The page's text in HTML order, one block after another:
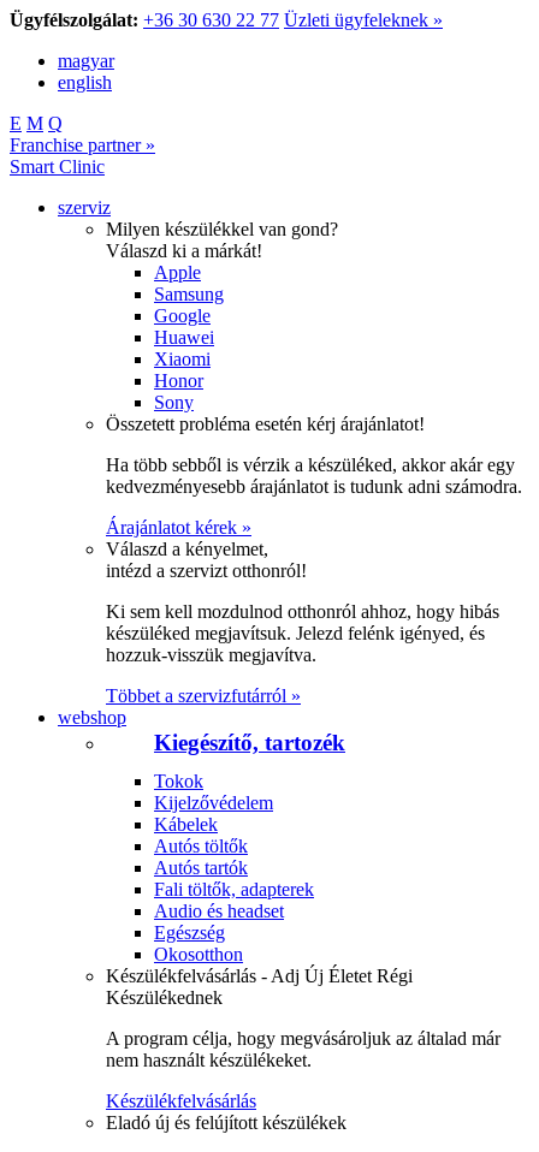
Ügyfélszolgálat: +36 30 630 22 77 Üzleti ügyfeleknek »
magyar
english
E M Q
Franchise partner »
Smart Clinic
szerviz
Milyen készülékkel van gond?
Válaszd ki a márkát!
Apple
Samsung
Google
Huawei
Xiaomi
Honor
Sony
Összetett probléma esetén kérj árajánlatot!
Ha több sebből is vérzik a készüléked, akkor akár egy
kedvezményesebb árajánlatot is tudunk adni számodra.
Árajánlatot kérek »
Válaszd a kényelmet,
intézd a szervizt otthonról!
Ki sem kell mozdulnod otthonról ahhoz, hogy hibás
készüléked megjavítsuk. Jelezd felénk igényed, és
hozzuk-visszük megjavítva.
Többet a szervizfutárról »
webshop
Kiegészítő, tartozék
Tokok
Kijelzővédelem
Kábelek
Autós töltők
Autós tartók
Fali töltők, adapterek
Audio és headset
Egészség
Okosotthon
Készülékfelvásárlás - Adj Új Életet Régi
Készülékednek
A program célja, hogy megvásároljuk az általad már
nem használt készülékeket.
Készülékfelvásárlás
Eladó új és felújított készülékek